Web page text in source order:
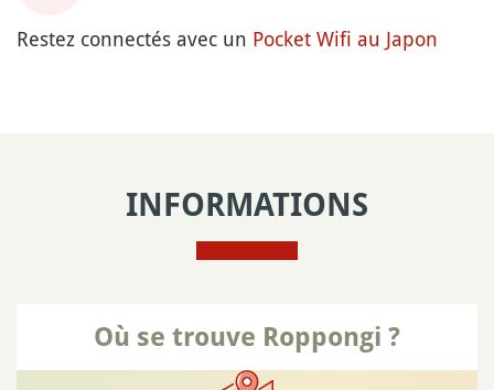
Restez connectés avec un Pocket Wifi au Japon
INFORMATIONS
Où se trouve Roppongi ?